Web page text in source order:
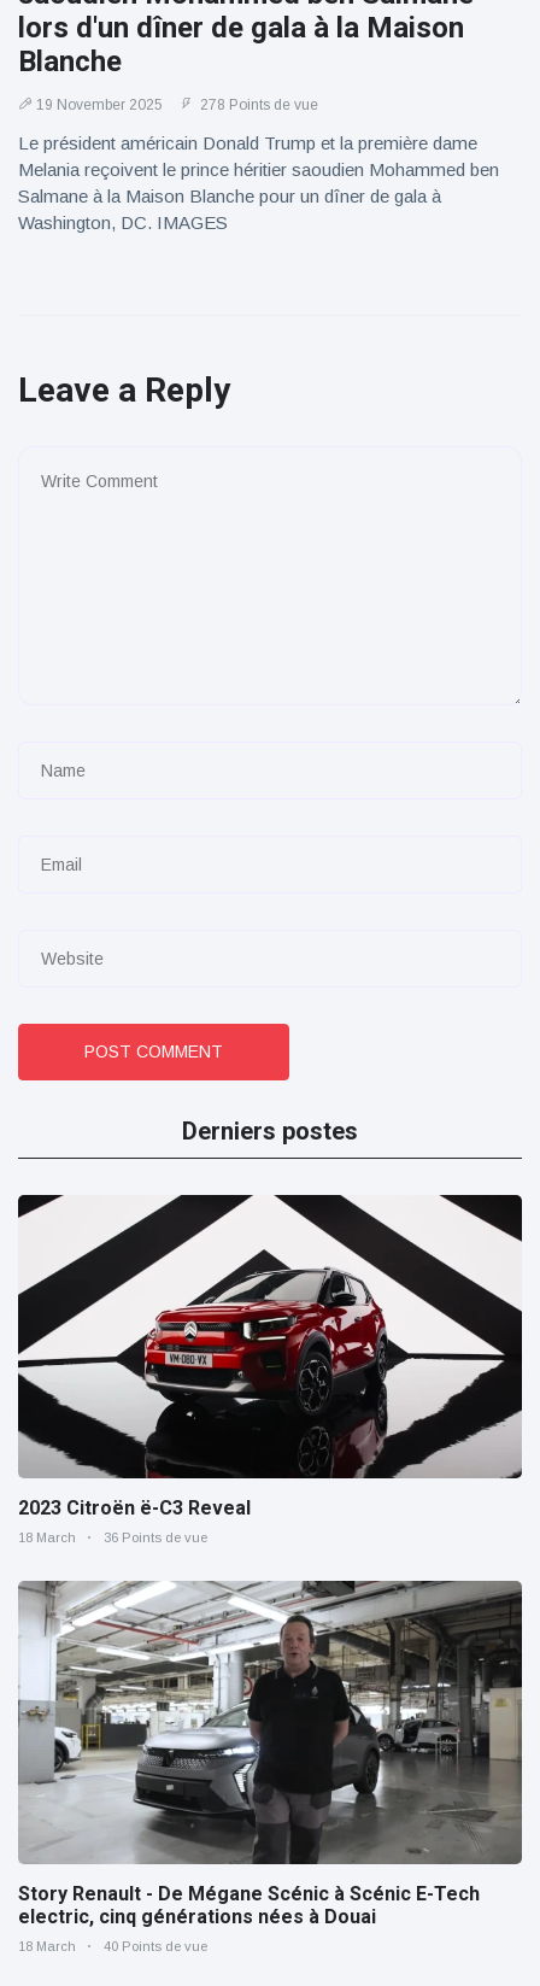
lors d'un dîner de gala à la Maison
Blanche
19 November 2025 278 Points de vue
Le président américain Donald Trump et la première dame
Melania reçoivent le prince héritier saoudien Mohammed ben
Salmane à la Maison Blanche pour un dîner de gala à
Washington, DC. IMAGES
Leave a Reply
POST COMMENT
Derniers postes
2023 Citroën ë-C3 Reveal
18 March 36 Points de vue
Story Renault - De Mégane Scénic à Scénic E-Tech
electric, cinq générations nées à Douai
18 March 40 Points de vue